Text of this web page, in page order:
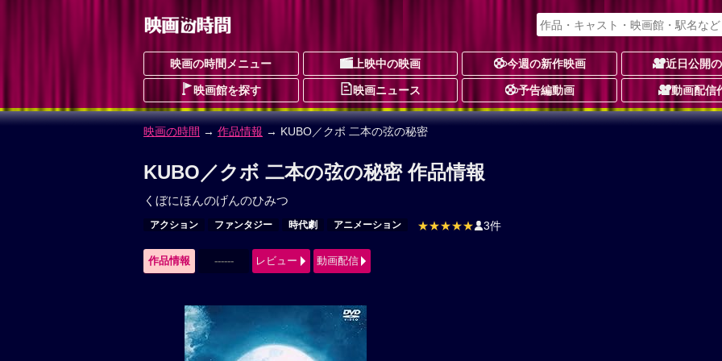
映画の時間メニュー 上映中の映画 今週の新作映画 近日公開
映画館を探す 映画ニュース 予告編動画 動画配信
映画の時間 → 作品情報 → KUBO／クボ 二本の弦の秘密
KUBO／クボ 二本の弦の秘密 作品情報
くぼにほんのげんのひみつ
アクション ファンタジー 時代劇 アニメーション ★★★★★ 3件
作品情報 ------ レビュー 動画配信